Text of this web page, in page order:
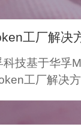
工厂解决
技基于华孚
工厂解决